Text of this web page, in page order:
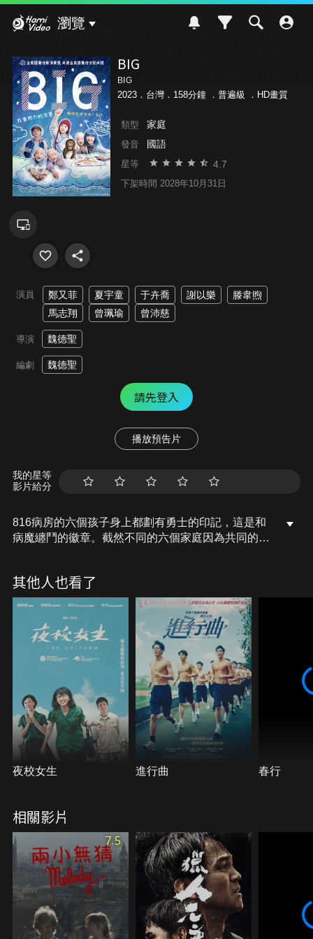
瀏覽
BIG
BIG
2023．台灣．158分鐘 ． 普遍級 ．HD畫質
類型 家庭
發音 國語
星等 4.7
下架時間 2028年10月31日
演員 鄭又菲 夏宇童 于卉喬 謝以樂
滕韋煦
馬志翔
曾珮瑜 曾沛慈
導演 魏德聖
編劇 魏德聖
請先登入
播放預告片
我的星等
影片給分
816病房的六個孩子身上都劃有勇士的印記，這是和
病魔纏鬥的徽章。截然不同的六個家庭因為共同的
院！BIG是什麼密碼？孩子們為什麼要逃出醫院？在
苦樂共享的816房裡，一定要把握當下，珍惜每次好
好說再見的機會。
其他人也看了
夜校女生 進行曲 春行
相關影片
7.5